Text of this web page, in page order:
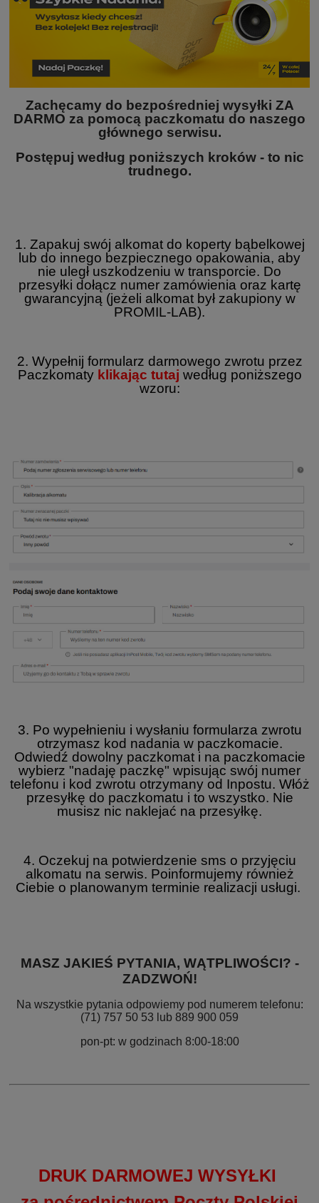
Zachęcamy do bezpośredniej wysyłki ZA
DARMO za pomocą paczkomatu do naszego
głównego serwisu.
Postępuj według poniższych kroków - to nic
trudnego.
1. Zapakuj swój alkomat do koperty bąbelkowej
lub do innego bezpiecznego opakowania, aby
nie uległ uszkodzeniu w transporcie. Do
przesyłki dołącz numer zamówienia oraz kartę
gwarancyjną (jeżeli alkomat był zakupiony w
PROMIL-LAB).
2. Wypełnij formularz darmowego zwrotu przez
Paczkomaty klikając tutaj według poniższego
wzoru:
3. Po wypełnieniu i wysłaniu formularza zwrotu
otrzymasz kod nadania w paczkomacie.
Odwiedź dowolny paczkomat i na paczkomacie
wybierz "nadaję paczkę" wpisując swój numer
telefonu i kod zwrotu otrzymany od Inpostu. Włóż
przesyłkę do paczkomatu i to wszystko. Nie
musisz nic naklejać na przesyłkę.
4. Oczekuj na potwierdzenie sms o przyjęciu
alkomatu na serwis. Poinformujemy również
Ciebie o planowanym terminie realizacji usługi.
MASZ JAKIEŚ PYTANIA, WĄTPLIWOŚCI? -
ZADZWOŃ!
Na wszystkie pytania odpowiemy pod numerem telefonu:
(71) 757 50 53 lub 889 900 059
pon-pt: w godzinach 8:00-18:00
DRUK DARMOWEJ WYSYŁKI